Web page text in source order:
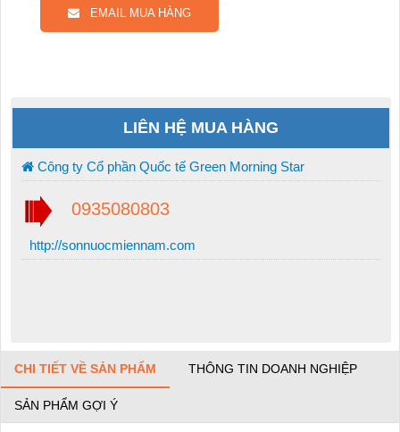
EMAIL MUA HÀNG
LIÊN HỆ MUA HÀNG
Công ty Cổ phần Quốc tế Green Morning Star
0935080803
http://sonnuocmiennam.com
CHI TIẾT VỀ SẢN PHẨM THÔNG TIN DOANH NGHIỆP
SẢN PHẨM GỢI Ý